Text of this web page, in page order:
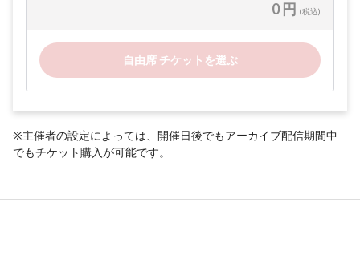
0 円 (税込)
自由席 チケットを選ぶ
※主催者の設定によっては、開催日後でもアーカイブ配信期間中
でもチケット購入が可能です。